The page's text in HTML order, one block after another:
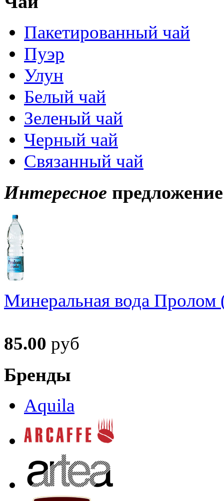
Пакетированный чай
Пуэр
Улун
Белый чай
Зеленый чай
Черный чай
Связанный чай
Интересное предложение
Минеральная вода Пролом
85.00 руб
Бренды
Aquila